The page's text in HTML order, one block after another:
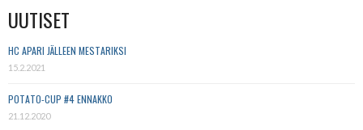
UUTISET
HC APARI JÄLLEEN MESTARIKSI
15.2.2021
POTATO-CUP #4 ENNAKKO
21.12.2020